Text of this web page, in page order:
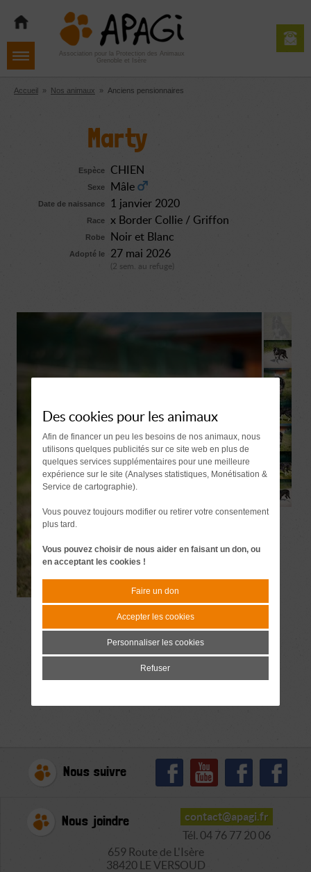
navigation
contenu
Aller
pied
de
Association pour la Protection des Animaux
Grenoble et Isère
Accueil » Nos animaux » Anciens pensionnaires
Marty
Espèce CHIEN
Sexe Mâle
Date de naissance 1 janvier 2020
Race x Border Collie / Griffon
Robe Noir et Blanc
Adopté le 27 mai 2026
(2 sem. au refuge)
Nous suivre
Nous joindre
contact@apagi.fr
Tél. 04 76 77 20 06
659 Route de L'Isère
38420 LE VERSOUD
Des cookies pour les animaux
Afin de financer un peu les besoins de nos animaux, nous
utilisons quelques publicités sur ce site web en plus de
quelques services supplémentaires pour une meilleure
expérience sur le site (Analyses statistiques, Monétisation &
Service de cartographie).
Vous pouvez toujours modifier ou retirer votre consentement
plus tard.
Vous pouvez choisir de nous aider en faisant un don, ou
en acceptant les cookies !
Faire un don
Accepter les cookies
Personnaliser les cookies
Refuser